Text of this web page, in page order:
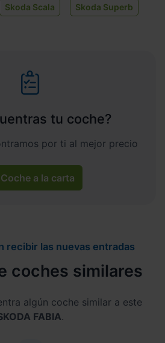
Skoda Scala Skoda Superb
tu coche?
por ti al mejor precio
Coche a la carta
recibir las nuevas entradas
coches similares
algún coche similar a este
FABIA.